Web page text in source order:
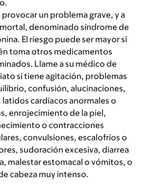
provocar un problema grave, y a
denominado síndrome de
El riesgo puede ser mayor si
toma otros medicamentos
Llame a su médico de
si tiene agitación, problemas
confusión, alucinaciones,
cardíacos anormales o
enrojecimiento de la piel,
o contracciones
convulsiones, escalofríos o
sudoración excesiva, diarrea
malestar estomacal o vómitos, o
cabeza muy intenso.